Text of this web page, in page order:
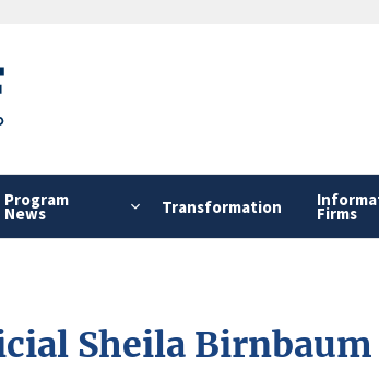
Program
News Transformation Firms
Sheila